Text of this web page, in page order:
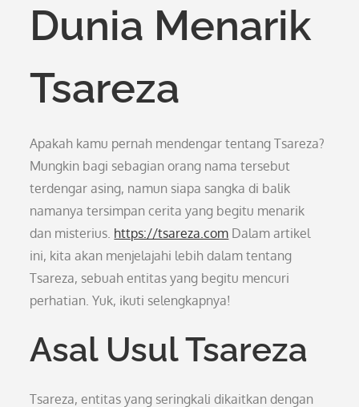
Dunia Menarik
Tsareza
Apakah kamu pernah mendengar tentang Tsareza?
Mungkin bagi sebagian orang nama tersebut
terdengar asing, namun siapa sangka di balik
namanya tersimpan cerita yang begitu menarik
dan misterius. https://tsareza.com Dalam artikel
ini, kita akan menjelajahi lebih dalam tentang
Tsareza, sebuah entitas yang begitu mencuri
perhatian. Yuk, ikuti selengkapnya!
Asal Usul Tsareza
Tsareza, entitas yang seringkali dikaitkan dengan